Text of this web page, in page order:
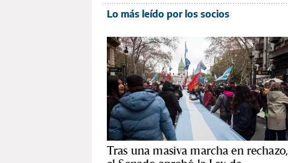
Lo más leído por los socios
Tras una masiva marcha en rechazo,